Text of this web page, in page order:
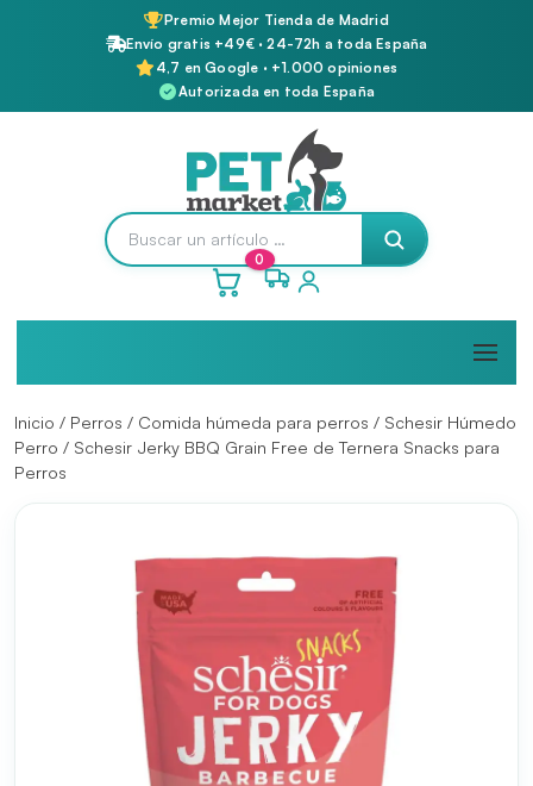
Premio Mejor Tienda de Madrid
Envío gratis +49€ · 24-72h a toda España
4,7 en Google · +1.000 opiniones
Autorizada en toda España
0
Inicio / Perros / Comida húmeda para perros / Schesir Húmedo
Perro / Schesir Jerky BBQ Grain Free de Ternera Snacks para
Perros